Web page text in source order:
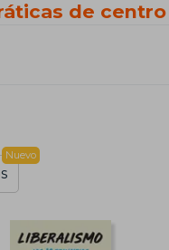
de centro
Nuevo